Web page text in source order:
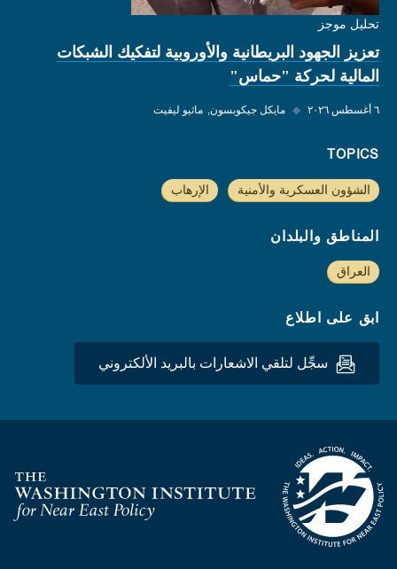
تحليل موجز
تعزيز الجهود البريطانية والأوروبية لتفكيك الشبكات
المالية لحركة "حماس"
٦ أغسطس ٢٠٢٦ ◆ مايكل جيكوبسون ماثيو ليفيت
TOPICS
الشؤون العسكرية والأمنية الإرهاب
المناطق والبلدان
العراق
ابق على اطلاع
سجِّل لتلقي الاشعارات بالبريد الألكتروني
Homepage